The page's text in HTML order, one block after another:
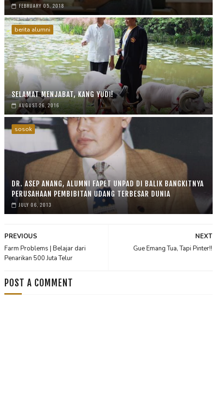
FEBRUARY 05, 2018
berita alumni
SELAMAT MENJABAT, KANG YUDI!
AUGUST 26, 2016
sosok
DR. ASEP ANANG, ALUMNI FAPET UNPAD DI BALIK BANGKITNYA
PERUSAHAAN PEMBIBITAN UDANG TERBESAR DUNIA
JULY 06, 2013
NEXT
Gue Emang Tua, Tapi Pinter!!
PREVIOUS
Farm Problems | Belajar dari
Penarikan 500 Juta Telur
POST A COMMENT